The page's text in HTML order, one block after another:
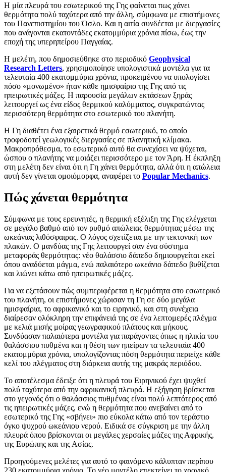
Η μία πλευρά του εσωτερικού της Γης φαίνεται πως χάνει
θερμότητα πολύ ταχύτερα από την άλλη, σύμφωνα με επιστήμονες
του Πανεπιστημίου του Όσλο. Και η αιτία συνδέεται με διεργασίες
που ανάγονται εκατοντάδες εκατομμύρια χρόνια πίσω, έως την
εποχή της υπερηπείρου Παγγαίας.
Η μελέτη, που δημοσιεύθηκε στο περιοδικό Geophysical
Research Letters, χρησιμοποίησε υπολογιστικά μοντέλα για τα
τελευταία 400 εκατομμύρια χρόνια, προκειμένου να υπολογίσει
πόσο «μονωμένο» ήταν κάθε ημισφαίριο της Γης από τις
ηπειρωτικές μάζες. Η παρουσία μεγάλων εκτάσεων ξηράς
λειτουργεί ως ένα είδος θερμικού καλύμματος, συγκρατώντας
περισσότερη θερμότητα στο εσωτερικό του πλανήτη.
Η Γη διαθέτει ένα εξαιρετικά θερμό εσωτερικό, το οποίο
τροφοδοτεί γεωλογικές διεργασίες σε πλανητική κλίμακα.
Μακροπρόθεσμα, το εσωτερικό αυτό θα συνεχίσει να ψύχεται,
ώσπου ο πλανήτης να μοιάζει περισσότερο με τον Άρη. Η έκπληξη
στη μελέτη δεν είναι ότι η Γη χάνει θερμότητα, αλλά ότι η απώλεια
αυτή δεν γίνεται ομοιόμορφα, αναφέρει το Popular Mechanics.
Πώς χάνεται θερμότητα
Σύμφωνα με τους ερευνητές, η θερμική εξέλιξη της Γης ελέγχεται
σε μεγάλο βαθμό από τον ρυθμό απώλειας θερμότητας μέσω της
ωκεάνιας λιθόσφαιρας. Ο λόγος σχετίζεται με την τεκτονική των
πλακών. Ο μανδύας της Γης λειτουργεί σαν ένα σύστημα
μεταφοράς θερμότητας: νέο θαλάσσιο δάπεδο δημιουργείται εκεί
όπου αναδύεται μάγμα, ενώ παλαιότερο ωκεάνιο δάπεδο βυθίζεται
και λιώνει κάτω από ηπειρωτικές μάζες.
Για να εξετάσουν πώς συμπεριφέρεται η θερμότητα στο εσωτερικό
του πλανήτη, οι επιστήμονες χώρισαν τη Γη σε δύο μεγάλα
ημισφαίρια, το αφρικανικό και το ειρηνικό, και στη συνέχεια
διαίρεσαν ολόκληρη την επιφάνειά της σε ένα λεπτομερές πλέγμα
με κελιά μισής μοίρας γεωγραφικού πλάτους και μήκους.
Συνδύασαν παλαιότερα μοντέλα για παράγοντες όπως η ηλικία του
θαλάσσιου πυθμένα και η θέση των ηπείρων τα τελευταία 400
εκατομμύρια χρόνια, υπολογίζοντας πόση θερμότητα περιείχε κάθε
κελί του πλέγματος στη διάρκεια αυτής της μακράς περιόδου.
Το αποτέλεσμα έδειξε ότι η πλευρά του Ειρηνικού έχει ψυχθεί
πολύ ταχύτερα από την αφρικανική πλευρά. Η εξήγηση βρίσκεται
στο γεγονός ότι ο θαλάσσιος πυθμένας είναι πολύ λεπτότερος από
τις ηπειρωτικές μάζες, ενώ η θερμότητα που ανεβαίνει από το
εσωτερικό της Γης «σβήνει» πιο εύκολα κάτω από τον τεράστιο
όγκο ψυχρού ωκεάνιου νερού. Ειδικά σε σύγκριση με την άλλη
πλευρά όπου βρίσκονται οι μεγάλες χερσαίες μάζες της Αφρικής,
της Ευρώπης και της Ασίας.
Προηγούμενες μελέτες για αυτό το φαινόμενο κάλυπταν περίπου
230 εκατομμύρια χρόνια. Το νέο μοντέλο επεκτείνει το χρονικό